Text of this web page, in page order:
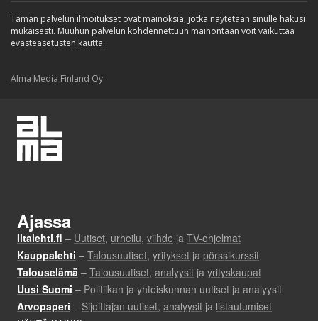
Tämän palvelun ilmoitukset ovat mainoksia, jotka näytetään sinulle hakusi
mukaisesti. Muuhun palvelun kohdennettuun mainontaan voit vaikuttaa
evästeasetusten kautta.
Alma Media Finland Oy